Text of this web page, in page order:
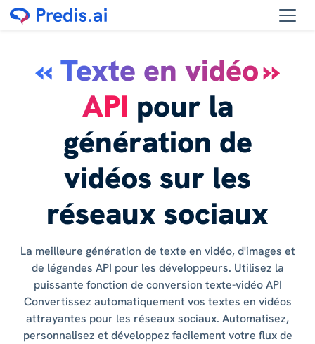
« Texte en vidéo »
API pour la
génération de
vidéos sur les
réseaux sociaux
La meilleure génération de texte en vidéo, d'images et
de légendes API pour les développeurs. Utilisez la
puissante fonction de conversion texte-vidéo API
Convertissez automatiquement vos textes en vidéos
attrayantes pour les réseaux sociaux. Automatisez,
personnalisez et développez facilement votre flux de